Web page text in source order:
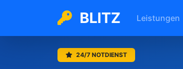
BLITZ Leistungen
24/7 NOTDIENST